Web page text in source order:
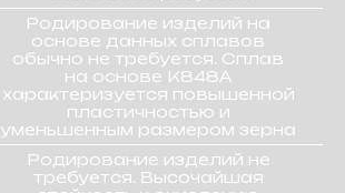
Родирование изделий на
основе данных сплавов
обычно не требуется. Сплав
на основе К848А
характеризуется повышенной
пластичностью и
уменьшенным размером зерна
Родирование изделий не
требуется. Высочайшая